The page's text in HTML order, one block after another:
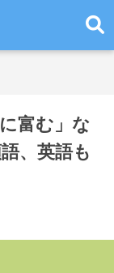
富む」な
、英語も